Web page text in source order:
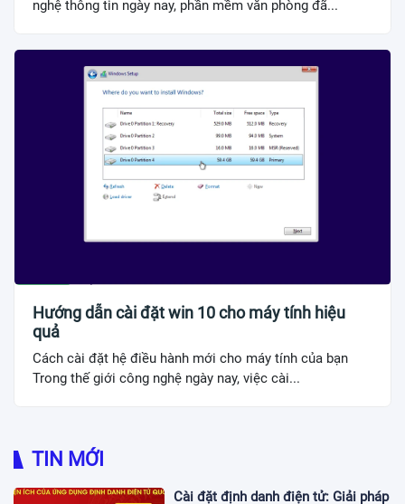
nghệ thông tin ngày nay, phần mềm văn phòng đã...
Hướng dẫn cài đặt win 10 cho máy tính hiệu
quả
Cách cài đặt hệ điều hành mới cho máy tính của bạn
Trong thế giới công nghệ ngày nay, việc cài...
TIN MỚI
Cài đặt định danh điện tử: Giải pháp